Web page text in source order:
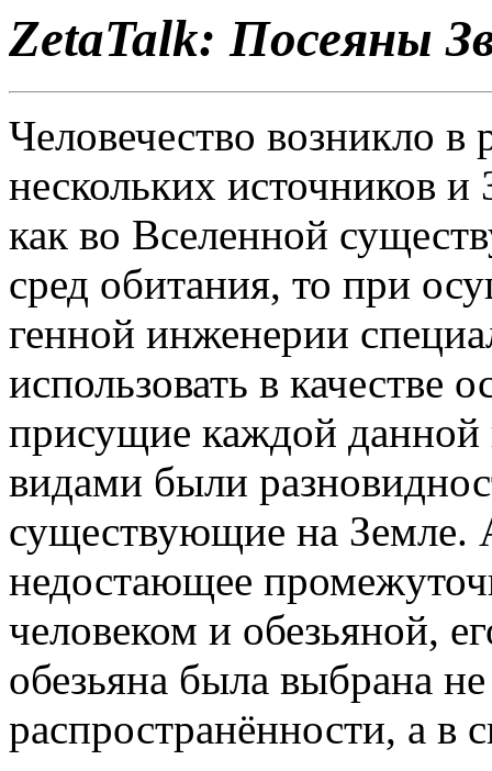
ZetaTalk: Посеяны
Человечество возникло в
нескольких источников
как во Вселенной
сред обитания, то при
генной инженерии
использовать в качестве
присущие каждой данной
видами были
существующие на
недостающее
человеком и обезьяной,
обезьяна была выбрана
распространённости, а в